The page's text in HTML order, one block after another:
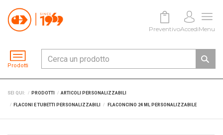
Prodotti
PreventivoAccediMenu
SEI QUI: PRODOTTI ARTICOLI PERSONALIZZABILI
FLACONI E TUBETTI PERSONALIZZABILI FLACONCINO 24 ML PERSONALIZZABILE